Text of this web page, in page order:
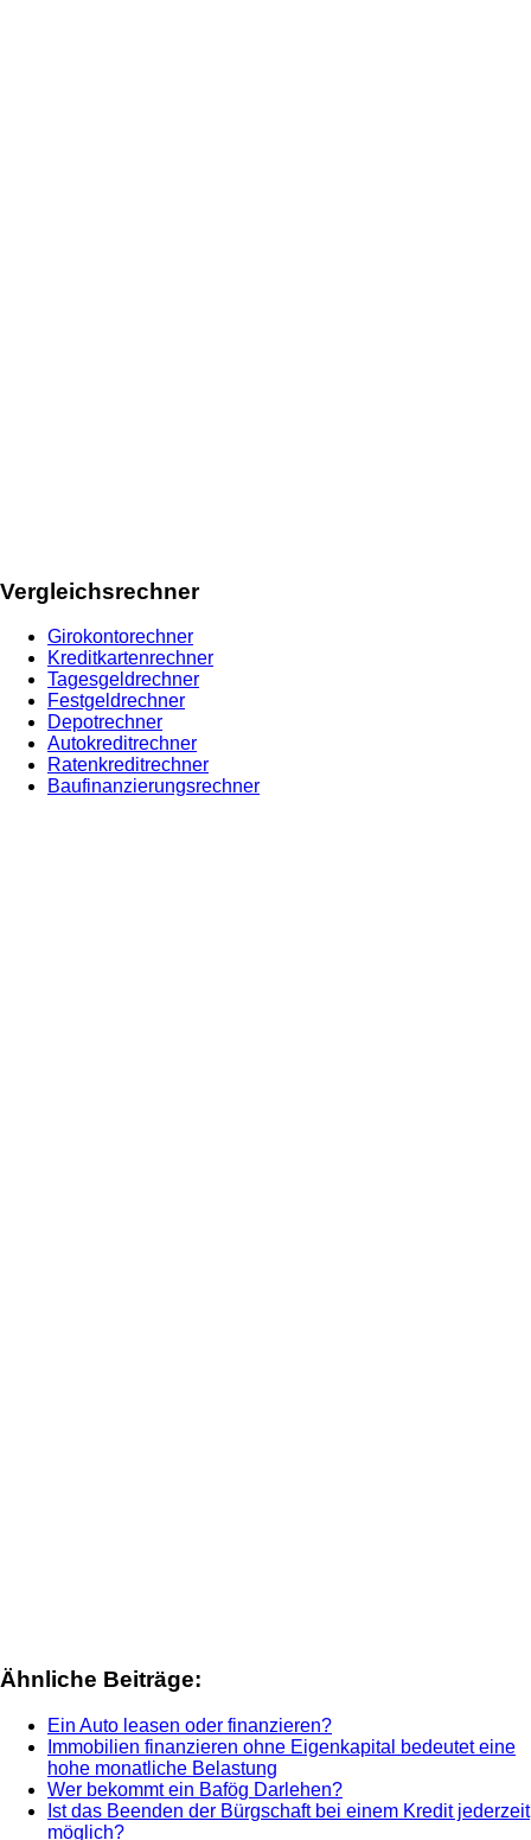
Vergleichsrechner
Girokontorechner
Kreditkartenrechner
Tagesgeldrechner
Festgeldrechner
Depotrechner
Autokreditrechner
Ratenkreditrechner
Baufinanzierungsrechner
Ähnliche Beiträge:
Ein Auto leasen oder finanzieren?
Immobilien finanzieren ohne Eigenkapital bedeutet eine
hohe monatliche Belastung
Wer bekommt ein Bafög Darlehen?
Ist das Beenden der Bürgschaft bei einem Kredit jederzeit
möglich?